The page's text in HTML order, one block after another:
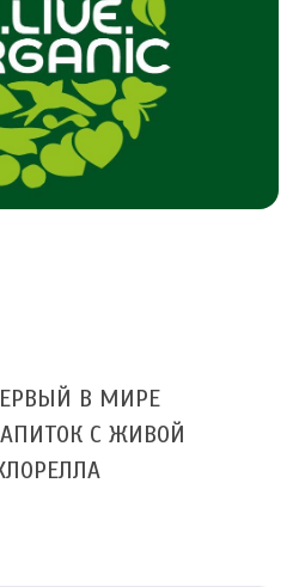
В МИРЕ
С ЖИВОЙ